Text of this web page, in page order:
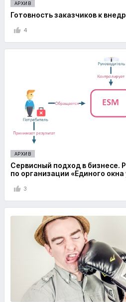
АРХИВ
Готовность заказчиков к
4
АРХИВ
Сервисный подход в бизнесе.
по организации «Единого окна
3